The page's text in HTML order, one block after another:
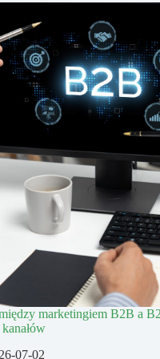
marketingiem B2B a
07-02